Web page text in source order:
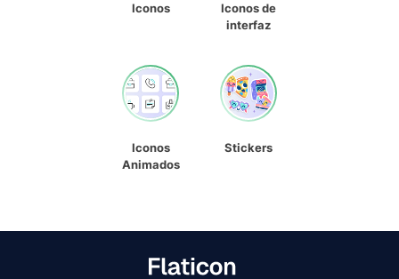
Iconos
Iconos de
interfaz
Iconos
Animados
Stickers